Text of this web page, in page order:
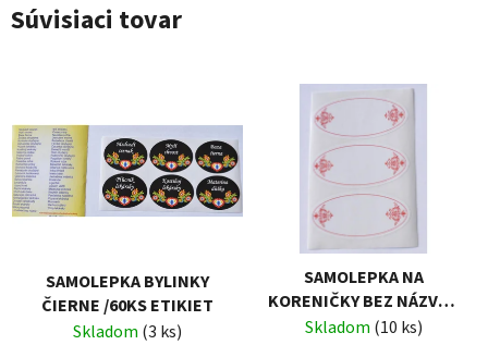
Súvisiaci tovar
SAMOLEPKA BYLINKY
ČIERNE /60KS ETIKIET
Skladom (3 ks)
SAMOLEPKA NA
KORENIČKY BEZ NÁZVU /
ČERVENÁ, 27KS ETIKIET
Skladom (10 ks)